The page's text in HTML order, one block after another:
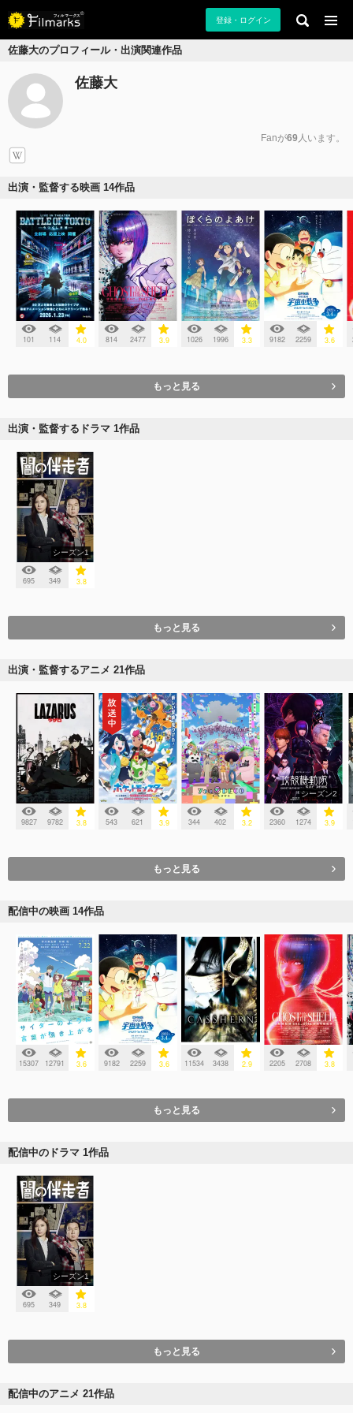
登録・ログイン
佐藤大のプロフィール・出演関連作品
佐藤大
Fanが69人います。
出演・監督する映画 14作品
101 114 4.0 814 2477 3.9 1026 1996 3.3 9182 2259 3.6
もっと見る
出演・監督するドラマ 1作品
シーズン1
695 349 3.8
もっと見る
出演・監督するアニメ 21作品
9827 9782 3.8 543 621 3.9 344 402 3.2
シーズン2
2360 1274 3.9
もっと見る
配信中の映画 14作品
15307 12791 3.6 9182 2259 3.6 11534 3438 2.9 2205 2708 3.8
もっと見る
配信中のドラマ 1作品
シーズン1
695 349 3.8
もっと見る
配信中のアニメ 21作品